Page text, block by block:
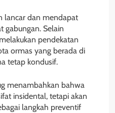
lancar dan mendapat
gabungan. Selain
pendekatan
ormas yang berada di
tetap kondusif.
menambahkan bahwa
insidental, tetapi akan
langkah preventif